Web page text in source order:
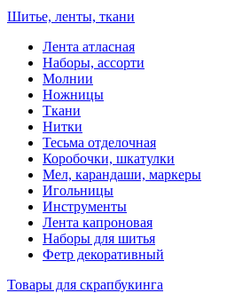
Шитье, ленты, ткани
Лента атласная
Наборы, ассорти
Молнии
Ножницы
Ткани
Нитки
Тесьма отделочная
Коробочки, шкатулки
Мел, карандаши, маркеры
Игольницы
Инструменты
Лента капроновая
Наборы для шитья
Фетр декоративный
Товары для скрапбукинга